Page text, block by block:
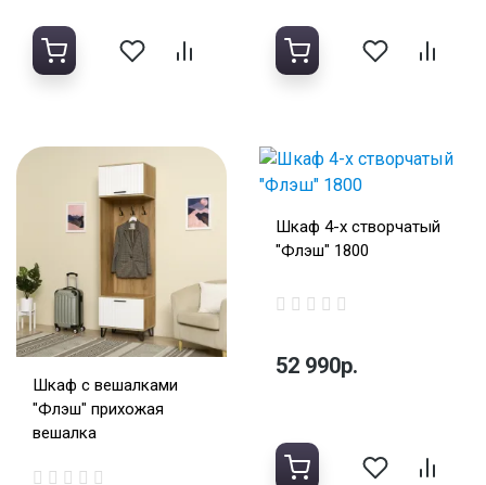
Шкаф с вешалками
"Флэш" прихожая
вешалка
Шкаф 4-х створчатый
"Флэш" 1800
52 990р.